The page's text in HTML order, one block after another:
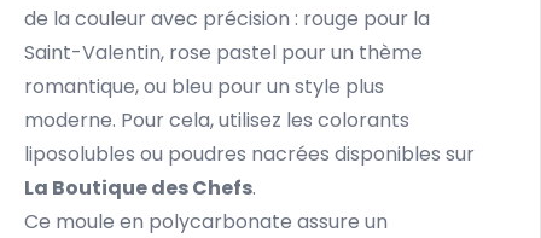
de la couleur avec précision : rouge pour la
Saint-Valentin, rose pastel pour un thème
romantique, ou bleu pour un style plus
moderne. Pour cela, utilisez les colorants
liposolubles ou poudres nacrées disponibles sur
La Boutique des Chefs.
Ce moule en polycarbonate assure un